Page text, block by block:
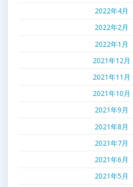
2022年4月
2022年2月
2022年1月
2021年12月
2021年11月
2021年10月
2021年9月
2021年8月
2021年7月
2021年6月
2021年5月